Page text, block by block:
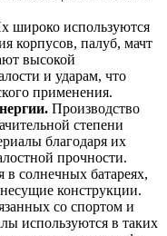
широко используются
корпусов, палуб, мачт
высокой
и ударам, что
применения.
Производство
степени
благодаря их
прочности.
солнечных батареях,
конструкции.
со спортом и
используются в таких